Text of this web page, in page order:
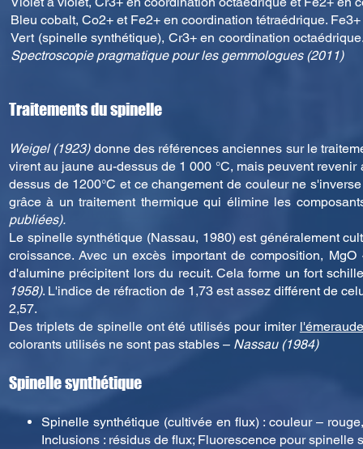
Bleu cobalt, Co2+ et Fe2+ en coordination tétraédrique.
Vert (spinelle synthétique), Cr3+ en coordination
Spectroscopie pragmatique pour les gemmologues (2011)
Traitements du spinelle
Weigel (1923)donne des références anciennes sur le
virent au jaune au-dessus de 1 000 °C, mais peuvent
dessus de 1200°C et ce changement de couleur ne
grâce à un traitement thermique qui élimine les
publiées).
Le spinelle synthétique (Nassau, 1980) est généralement
croissance. Avec un excès important de composition,
d'alumine précipitent lors du recuit. Cela forme un fort
1958). L'indice de réfraction de 1,73 est assez différent de
2,57.
Des triplets de spinelle ont été utilisés pour imiter l'émeraude
colorants utilisés ne sont pas stables – Nassau (1984)
Spinelle synthétique
Spinelle synthétique (cultivée en flux) : couleur –
Inclusions : résidus de flux; Fluorescence pour spinelle